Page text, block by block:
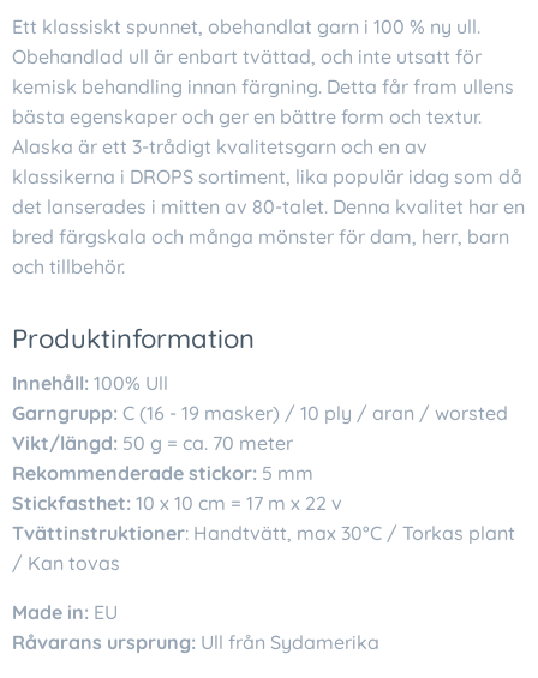
Ett klassiskt spunnet, obehandlat garn i 100 % ny ull.
Obehandlad ull är enbart tvättad, och inte utsatt för
kemisk behandling innan färgning. Detta får fram ullens
bästa egenskaper och ger en bättre form och textur.
Alaska är ett 3-trådigt kvalitetsgarn och en av
klassikerna i DROPS sortiment, lika populär idag som då
det lanserades i mitten av 80-talet. Denna kvalitet har en
bred färgskala och många mönster för dam, herr, barn
och tillbehör.
Produktinformation
Innehåll: 100% Ull
Garngrupp: C (16 - 19 masker) / 10 ply / aran / worsted
Vikt/längd: 50 g = ca. 70 meter
Rekommenderade stickor: 5 mm
Stickfasthet: 10 x 10 cm = 17 m x 22 v
Tvättinstruktioner: Handtvätt, max 30°C / Torkas plant
/ Kan tovas
Made in: EU
Råvarans ursprung: Ull från Sydamerika